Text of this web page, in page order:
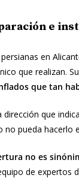
e
en
que realizan.
que tan
dirección que
pueda hacerlo
no es
de expertos